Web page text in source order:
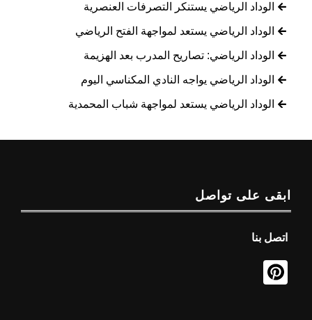
الوداد الرياضي يستنكر التصرفات العنصرية
الوداد الرياضي يستعد لمواجهة الفتح الرياضي
الوداد الرياضي: تصاريح المدرب بعد الهزيمة
الوداد الرياضي يواجه النادي المكناسي اليوم
الوداد الرياضي يستعد لمواجهة شباب المحمدية
ابقى على تواصل
اتصل بنا